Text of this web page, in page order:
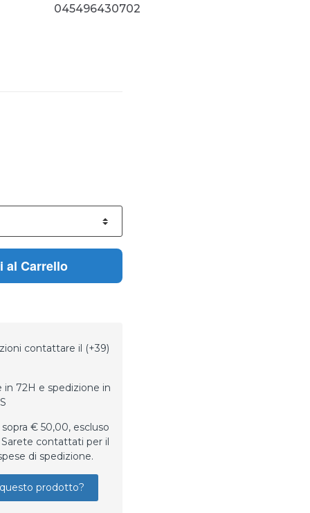
045496430702
Carrello
contattare il (+39)
72H e spedizione in
€ 50,00, escluso
contattati per il
di spedizione.
prodotto?